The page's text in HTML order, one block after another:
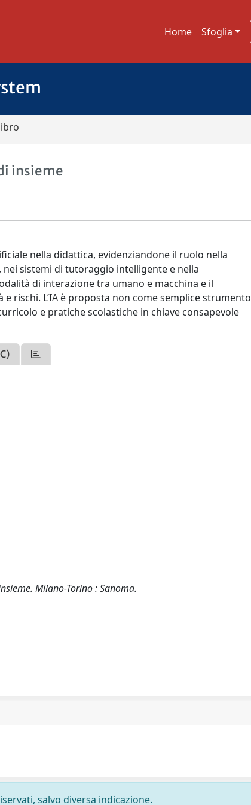
Home Sfoglia
insieme
nella didattica, evidenziandone il ruolo nella
sistemi di tutoraggio intelligente e nella
di interazione tra umano e macchina e il
rischi. L’IA è proposta non come semplice strumento
e pratiche scolastiche in chiave consapevole
Milano-Torino : Sanoma.
salvo diversa indicazione.